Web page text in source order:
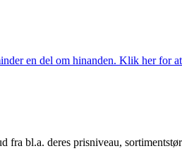
en del om hinanden. Klik her for
bl.a. deres prisniveau,